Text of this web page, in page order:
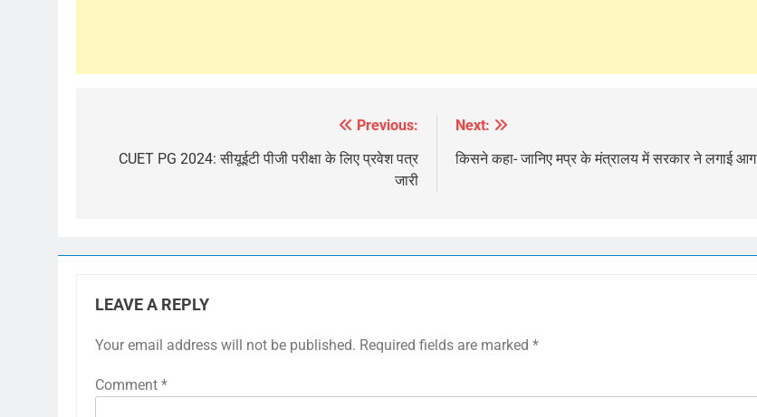
navigation
Previous:
CUET PG 2024: सीयूईटी पीजी परीक्षा के लिए प्रवेश पत्र
जारी
Next:
किसने कहा- जानिए मप्र के मंत्रालय में सरकार ने लगाई आग
LEAVE A REPLY
Your email address will not be published. Required fields are marked *
Comment *